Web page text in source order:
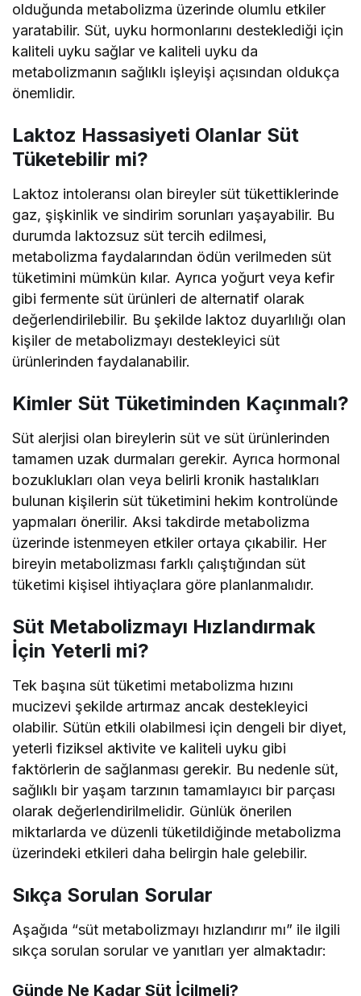
olduğunda metabolizma üzerinde olumlu etkiler
yaratabilir. Süt, uyku hormonlarını desteklediği için
kaliteli uyku sağlar ve kaliteli uyku da
metabolizmanın sağlıklı işleyişi açısından oldukça
önemlidir.
Laktoz Hassasiyeti Olanlar Süt
Tüketebilir mi?
Laktoz intoleransı olan bireyler süt tükettiklerinde
gaz, şişkinlik ve sindirim sorunları yaşayabilir. Bu
durumda laktozsuz süt tercih edilmesi,
metabolizma faydalarından ödün verilmeden süt
tüketimini mümkün kılar. Ayrıca yoğurt veya kefir
gibi fermente süt ürünleri de alternatif olarak
değerlendirilebilir. Bu şekilde laktoz duyarlılığı olan
kişiler de metabolizmayı destekleyici süt
ürünlerinden faydalanabilir.
Kimler Süt Tüketiminden Kaçınmalı?
Süt alerjisi olan bireylerin süt ve süt ürünlerinden
tamamen uzak durmaları gerekir. Ayrıca hormonal
bozuklukları olan veya belirli kronik hastalıkları
bulunan kişilerin süt tüketimini hekim kontrolünde
yapmaları önerilir. Aksi takdirde metabolizma
üzerinde istenmeyen etkiler ortaya çıkabilir. Her
bireyin metabolizması farklı çalıştığından süt
tüketimi kişisel ihtiyaçlara göre planlanmalıdır.
Süt Metabolizmayı Hızlandırmak
İçin Yeterli mi?
Tek başına süt tüketimi metabolizma hızını
mucizevi şekilde artırmaz ancak destekleyici
olabilir. Sütün etkili olabilmesi için dengeli bir diyet,
yeterli fiziksel aktivite ve kaliteli uyku gibi
faktörlerin de sağlanması gerekir. Bu nedenle süt,
sağlıklı bir yaşam tarzının tamamlayıcı bir parçası
olarak değerlendirilmelidir. Günlük önerilen
miktarlarda ve düzenli tüketildiğinde metabolizma
üzerindeki etkileri daha belirgin hale gelebilir.
Sıkça Sorulan Sorular
Aşağıda “süt metabolizmayı hızlandırır mı” ile ilgili
sıkça sorulan sorular ve yanıtları yer almaktadır:
Günde Ne Kadar Süt İçilmeli?